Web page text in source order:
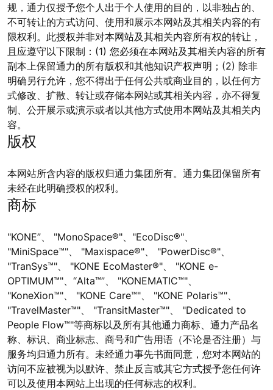
规，通力仅授予您个人出于个人使用的目的，以非独占的、
不可转让的方式访问、使用和展示本网站及其相关内容的有
限权利。此授权并非对本网站及其相关内容所有权的转让，
且应遵守以下限制：(1) 您必须在本网站及其相关内容的所有
副本上保留通力的所有版权和其他知识产权声明；(2) 除非
明确另行允许，您不得出于任何公共或商业目的，以任何方
式修改、扩散、转让或存储本网站或其相关内容，亦不得复
制、公开展示或演示或者以其他方式使用本网站及其相关内
容。
版权
本网站所含内容的版权归通力集团所有。通力集团保留所有
未经在此明确授权的权利。
商标
"KONE”、 "MonoSpace®"、"EcoDisc®"、
"MiniSpace™"、 "Maxispace®"、 "PowerDisc®"、
"TranSys™"、 "KONE EcoMaster®"、 "KONE e-
OPTIMUM™"、“Alta™”、 "KONEMATIC™"、
"KoneXion™"、 "KONE Care™"、 "KONE Polaris™"、
"TravelMaster™"、 "TransitMaster™"、 "Dedicated to
People Flow™"等商标以及所有其他通力商标、通力产品名
称、标识、商业标志、商号和广告用语（不论是否注册）与
服务均归通力所有。未经通力事先书面同意，您对本网站的
访问不应被视为以默许、禁止反言或其它方式授予您任何许
可以及使用本网站上出现的任何标志的权利。